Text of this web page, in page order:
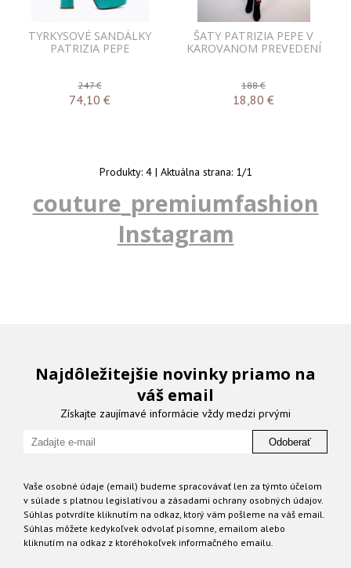
TYRKYSOVÉ SANDÁLKY
PATRIZIA PEPE
247 €
74,10 €
ŠATY PATRIZIA PEPE V
KAROVANOM PREVEDENÍ
188 €
18,80 €
Produkty: 4| Aktuálna strana: 1/1
couture_premiumfashion
Instagram
Najdôležitejšie novinky priamo na
váš email
Získajte zaujímavé informácie vždy medzi prvými
Odoberať
Vaše osobné údaje (email) budeme spracovávať len za týmto účelom
v súlade s platnou legislatívou a zásadami ochrany osobných údajov.
Súhlas potvrdíte kliknutím na odkaz, ktorý vám pošleme na váš email.
Súhlas môžete kedykoľvek odvolať písomne, emailom alebo
kliknutím na odkaz z ktoréhokoľvek informačného emailu.